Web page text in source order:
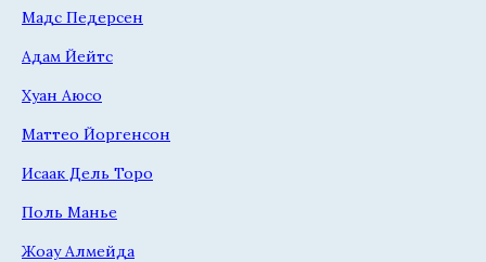
Мадс Педерсен
Адам Йейтс
Хуан Аюсо
Маттео Йоргенсон
Исаак Дель Торо
Поль Манье
Жоау Алмейда